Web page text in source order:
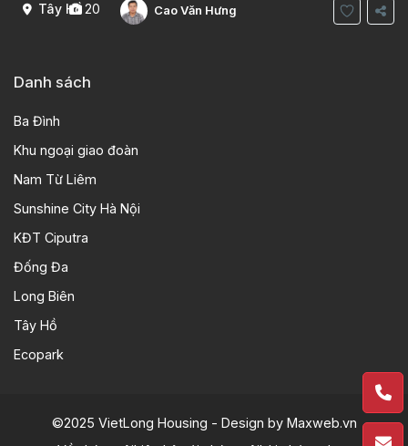
Tây Hồ20 Cao Văn Hưng
Danh sách
Ba Đình
Khu ngoại giao đoàn
Nam Từ Liêm
Sunshine City Hà Nội
KĐT Ciputra
Đống Đa
Long Biên
Tây Hồ
Ecopark
©2025 VietLong Housing - Design by Maxweb.vn